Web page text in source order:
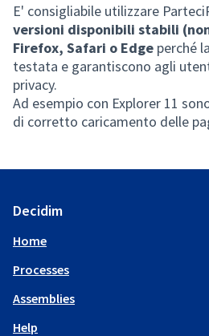
E' consigliabile utilizzare
versioni disponibili stabili
Firefox, Safari o Edge perché
testata e garantiscono agli
privacy.
Ad esempio con Explorer 11
di corretto caricamento delle
Decidim
Home
Processes
Assemblies
Help